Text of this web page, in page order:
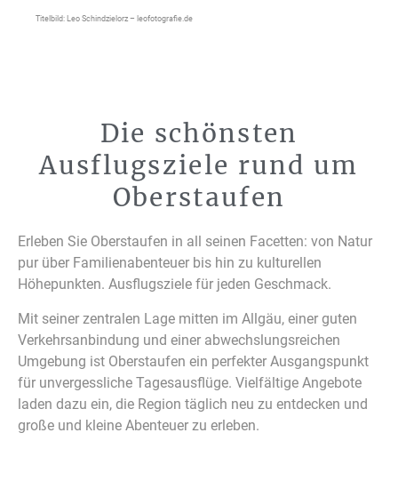
im Allgäu
Titelbild: Leo Schindzielorz – leofotografie.de
Die schönsten
Ausflugsziele rund um
Oberstaufen
Erleben Sie Oberstaufen in all seinen Facetten: von Natur
pur über Familienabenteuer bis hin zu kulturellen
Höhepunkten. Ausflugsziele für jeden Geschmack.
Mit seiner zentralen Lage mitten im Allgäu, einer guten
Verkehrsanbindung und einer abwechslungsreichen
Umgebung ist Oberstaufen ein perfekter Ausgangspunkt
für unvergessliche Tagesausflüge. Vielfältige Angebote
laden dazu ein, die Region täglich neu zu entdecken und
große und kleine Abenteuer zu erleben.